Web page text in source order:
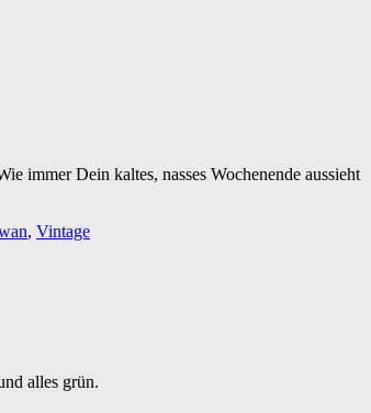
immer Dein kaltes, nasses Wochenende aussieht
, Vintage
alles grün.